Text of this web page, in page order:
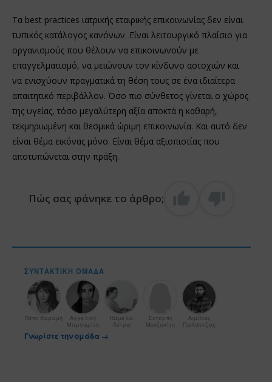
Τα best practices ιατρικής εταιρικής επικοινωνίας δεν είναι
τυπικός κατάλογος κανόνων. Είναι λειτουργικό πλαίσιο για
οργανισμούς που θέλουν να επικοινωνούν με
επαγγελματισμό, να μειώνουν τον κίνδυνο αστοχιών και
να ενισχύουν πραγματικά τη θέση τους σε ένα ιδιαίτερα
απαιτητικό περιβάλλον. Όσο πιο σύνθετος γίνεται ο χώρος
της υγείας, τόσο μεγαλύτερη αξία αποκτά η καθαρή,
τεκμηριωμένη και θεσμικά ώριμη επικοινωνία. Και αυτό δεν
είναι θέμα εικόνας μόνο. Είναι θέμα αξιοπιστίας που
αποτυπώνεται στην πράξη.
Πώς σας φάνηκε το άρθρο;
ΣΥΝΤΑΚΤΙΚΉ ΟΜΆΔΑ
Πόπη Χαραμή
Αγγελική
Μαργαρίτη
Πάμελα
Λύτρα
Ευτέρπη
Μουζακίτη
Αιμίλιος
Παλάντζας
Γνωρίστε την ομάδα →